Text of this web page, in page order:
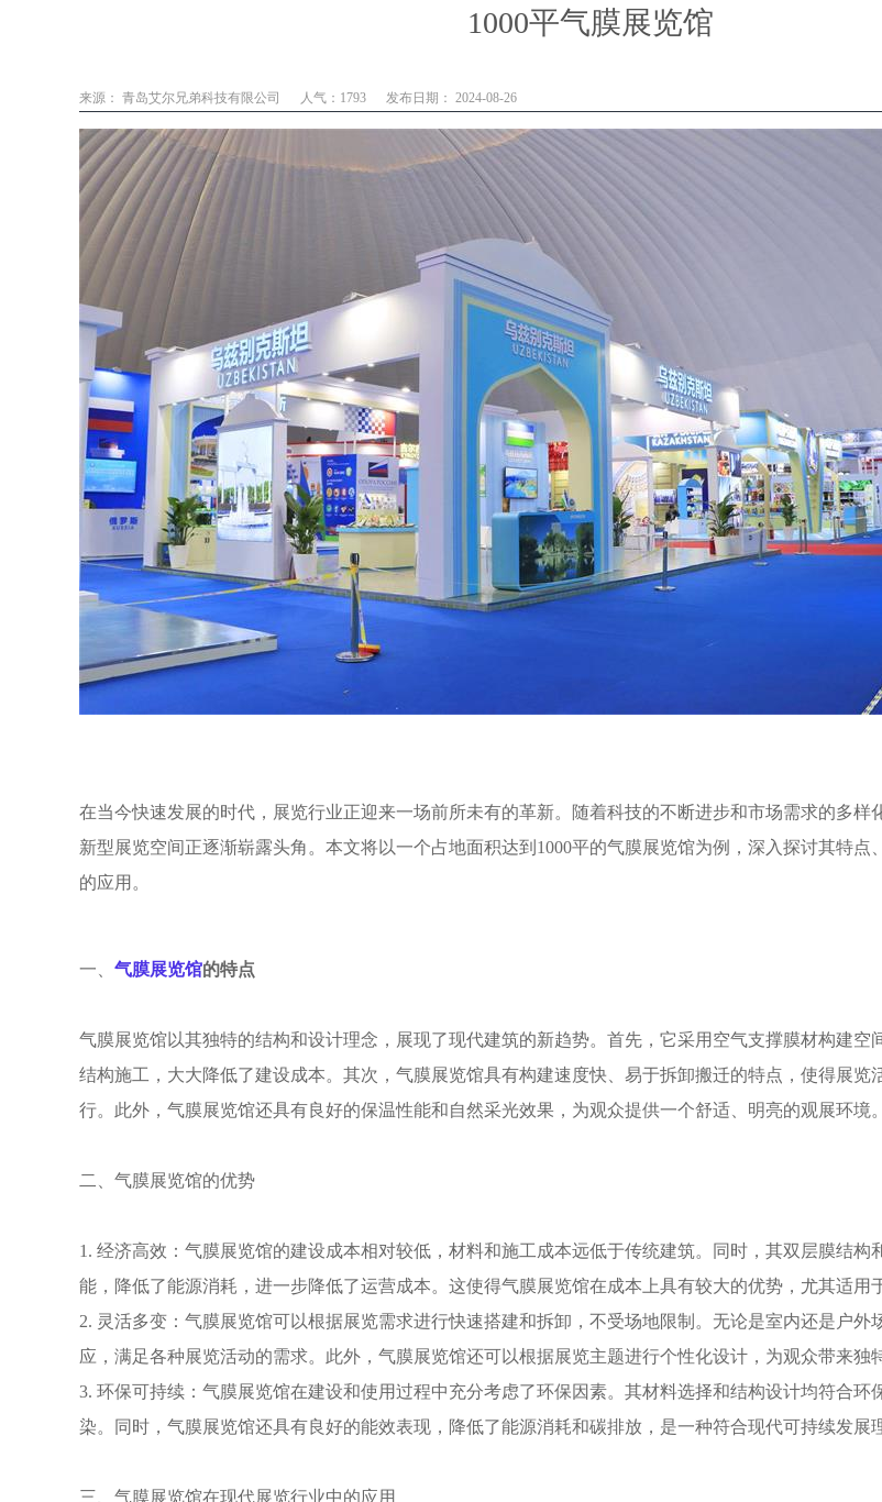
1000平气膜展览馆
来源： 青岛艾尔兄弟科技有限公司 人气：1793 发布日期： 2024-08-26
在当今快速发展的时代，展览行业正迎来一场前所未有的革新。随着科技的不断进步和市场需求的多样
新型展览空间正逐渐崭露头角。本文将以一个占地面积达到1000平的气膜展览馆为例，深入探讨其特点
的应用。
一、 气膜展览馆的特点
气膜展览馆以其独特的结构和设计理念，展现了现代建筑的新趋势。首先，它采用空气支撑膜材构建空
结构施工，大大降低了建设成本。其次，气膜展览馆具有构建速度快、易于拆卸搬迁的特点，使得展览
行。此外，气膜展览馆还具有良好的保温性能和自然采光效果，为观众提供一个舒适、明亮的观展环境。
二、气膜展览馆的优势
1. 经济高效：气膜展览馆的建设成本相对较低，材料和施工成本远低于传统建筑。同时，其双层膜结构
能，降低了能源消耗，进一步降低了运营成本。这使得气膜展览馆在成本上具有较大的优势，尤其适用
2. 灵活多变：气膜展览馆可以根据展览需求进行快速搭建和拆卸，不受场地限制。无论是室内还是户外
应，满足各种展览活动的需求。此外，气膜展览馆还可以根据展览主题进行个性化设计，为观众带来独
3. 环保可持续：气膜展览馆在建设和使用过程中充分考虑了环保因素。其材料选择和结构设计均符合环
染。同时，气膜展览馆还具有良好的能效表现，降低了能源消耗和碳排放，是一种符合现代可持续发展
三、气膜展览馆在现代展览行业中的应用